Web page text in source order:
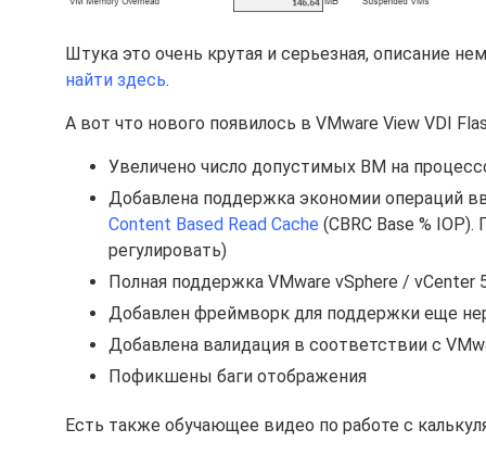
Штука это очень крутая и серьезная, описание
найти здесь.
А вот что нового появилось в VMware View VDI
Увеличено число допустимых ВМ на
Добавлена поддержка экономии операций
Content Based Read Cache (CBRC Base %
регулировать)
Полная поддержка VMware vSphere / vCenter
Добавлен фреймворк для поддержки еще
Добавлена валидация в соответствии с
Пофикшены баги отображения
Есть также обучающее видео по работе с